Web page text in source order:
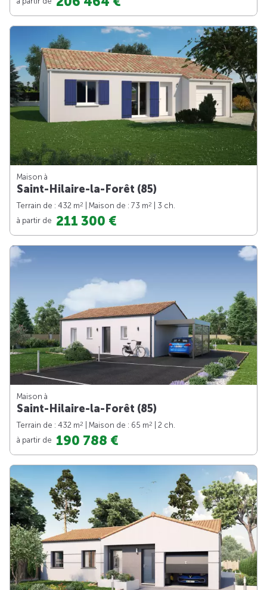
Maison à
Saint-Hilaire-la-Forêt (85)
Terrain de : 432 m2 | Maison de : 73 m2
| 3 ch.
à partir de 211 300 €
Maison à
Saint-Hilaire-la-Forêt (85)
Terrain de : 432 m2 | Maison de : 65 m2
| 2 ch.
à partir de 190 788 €